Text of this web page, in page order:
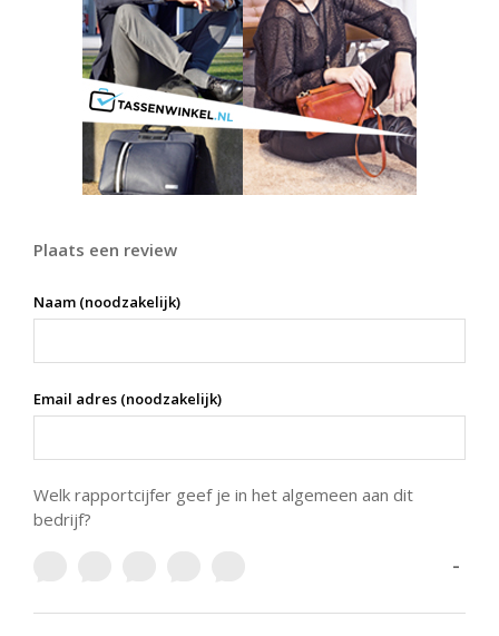
Plaats een review
Naam (noodzakelijk)
Email adres (noodzakelijk)
Welk rapportcijfer geef je in het algemeen aan dit
bedrijf?
-